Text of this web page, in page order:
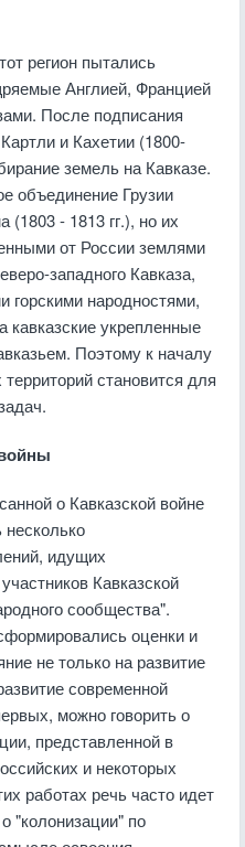
регион пытались
Англией, Францией
После подписания
и Кахетии (1800-
земель на Кавказе.
объединение Грузии
(1803 - 1813 гг.), но их
от России землями
западного Кавказа,
народностями,
кавказские укрепленные
Поэтому к началу
становится для
о Кавказской войне
идущих
Кавказской
сообщества".
оценки и
не только на развитие
современной
можно говорить о
представленной в
и некоторых
работах речь часто идет
"колонизации" по